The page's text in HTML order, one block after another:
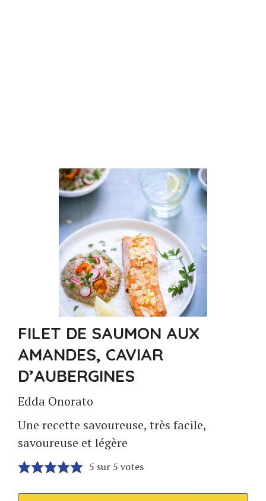
FILET DE SAUMON AUX
AMANDES, CAVIAR
D’AUBERGINES
Edda Onorato
Une recette savoureuse, très facile,
savoureuse et légère
5 sur 5 votes